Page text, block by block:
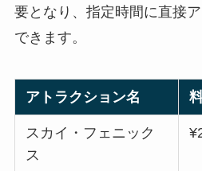
要となり、指定時間に直接
できます。
アトラクション名
スカイ・フェニック
ス